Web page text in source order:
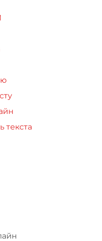
текста